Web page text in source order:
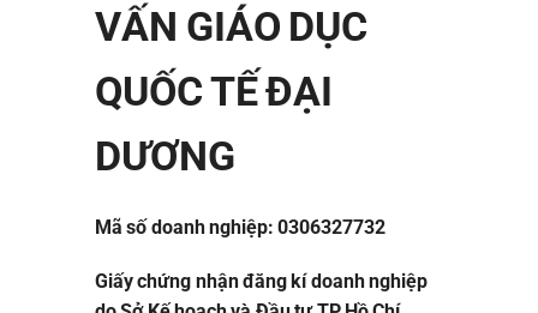
VẤN GIÁO DỤC
QUỐC TẾ ĐẠI
DƯƠNG
Mã số doanh nghiệp: 0306327732
Giấy chứng nhận đăng kí doanh nghiệp